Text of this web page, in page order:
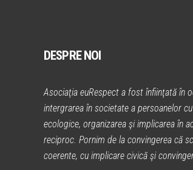
DESPRE NOI
Asociaţia euRespect a fost înfiinţată în
intergrarea în societate a persoanelor
ecologice, organizarea şi implicarea în
reciproc. Pornim de la convingerea că
coerente, cu implicare civică şi